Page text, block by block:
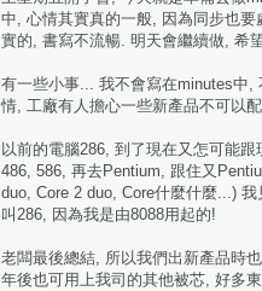
中, 心情其實真的一般, 因為同步也
實的, 書寫不流暢. 明天會繼續做, 希
有一些小事... 我不會寫在minutes中,
情, 工廠有人擔心一些新產品不可以
以前的電腦286, 到了現在又怎可能
486, 586, 再去Pentium, 跟住又
duo, Core 2 duo, Core什麼什麼...)
叫286, 因為我是由8088用起的!
老闆最後總結, 所以我們出新產品時
年後也可用上我司的其他被芯, 好多